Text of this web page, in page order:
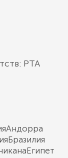
РТА
Андорра
Бразилия
Египет